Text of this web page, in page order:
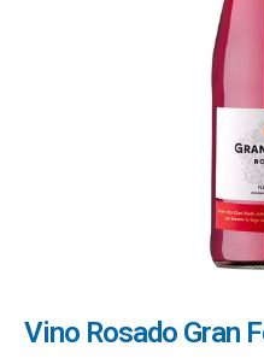
Vino Rosado Gran